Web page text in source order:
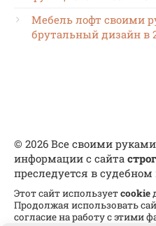
Мебель лофт своими
брутальный дизайн в
© 2026 Все своими
информации с сайта
преследуется в
Этот сайт используетcookie
Продолжая использовать
согласие на работу с этими